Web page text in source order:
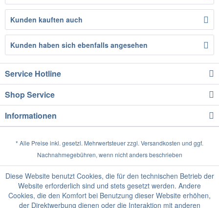
Kunden kauften auch
Kunden haben sich ebenfalls angesehen
Service Hotline
Shop Service
Informationen
* Alle Preise inkl. gesetzl. Mehrwertsteuer zzgl. Versandkosten und ggf.
Nachnahmegebühren, wenn nicht anders beschrieben
Diese Website benutzt Cookies, die für den technischen Betrieb der
Website erforderlich sind und stets gesetzt werden. Andere
Cookies, die den Komfort bei Benutzung dieser Website erhöhen,
der Direktwerbung dienen oder die Interaktion mit anderen